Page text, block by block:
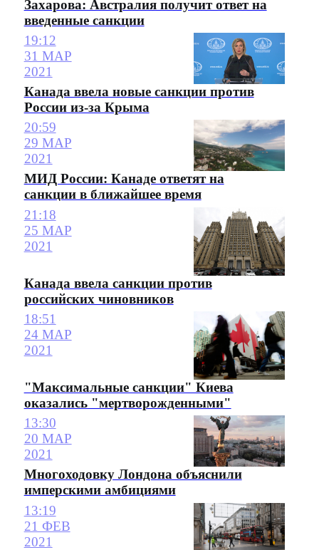
Захарова: Австралия получит ответ на
введенные санкции
19:12
31 МАР
2021
Канада ввела новые санкции против
России из-за Крыма
20:59
29 МАР
2021
МИД России: Канаде ответят на
санкции в ближайшее время
21:18
25 МАР
2021
Канада ввела санкции против
российских чиновников
18:51
24 МАР
2021
"Максимальные санкции" Киева
оказались "мертворожденными"
13:30
20 МАР
2021
Многоходовку Лондона объяснили
имперскими амбициями
13:19
21 ФЕВ
2021